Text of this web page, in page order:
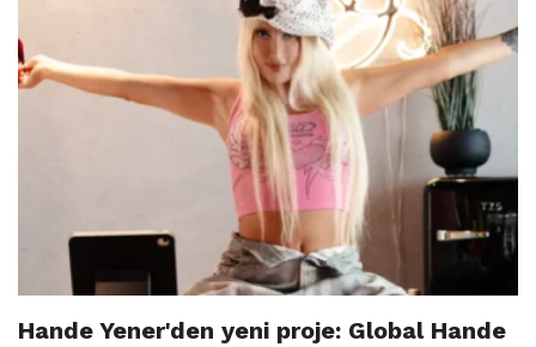
Hande Yener'den yeni proje: Global Hande